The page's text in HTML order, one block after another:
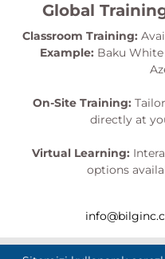
Global
Classroom Training:
Example: Baku White
On-Site Training:
directly at
Virtual Learning:
options